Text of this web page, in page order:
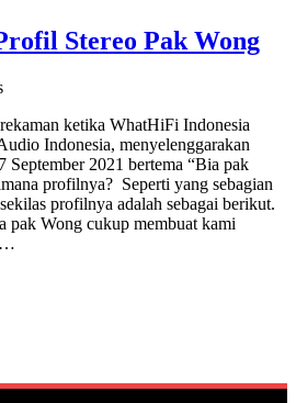
Stereo Pak Wong
ketika WhatHiFi Indonesia
Indonesia, menyelenggarakan
September 2021 bertema “Bia pak
profilnya? Seperti yang sebagian
profilnya adalah sebagai berikut.
pak Wong cukup membuat kami